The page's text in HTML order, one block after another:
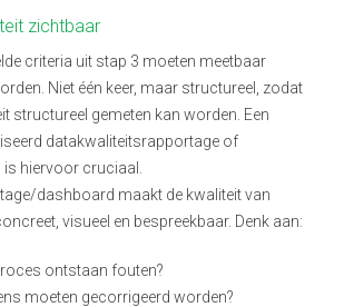
zichtbaar
criteria uit stap 3 moeten meetbaar
Niet één keer, maar structureel, zodat
structureel gemeten kan worden. Een
datakwaliteitsrapportage of
hiervoor cruciaal.
dashboard maakt de kwaliteit van
visueel en bespreekbaar. Denk aan:
ontstaan fouten?
moeten gecorrigeerd worden?